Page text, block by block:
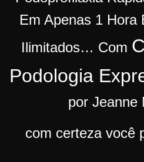
o
Em Apenas 1 Hora
Ilimitados… Com
Podologia
por Jeanne
com certeza você